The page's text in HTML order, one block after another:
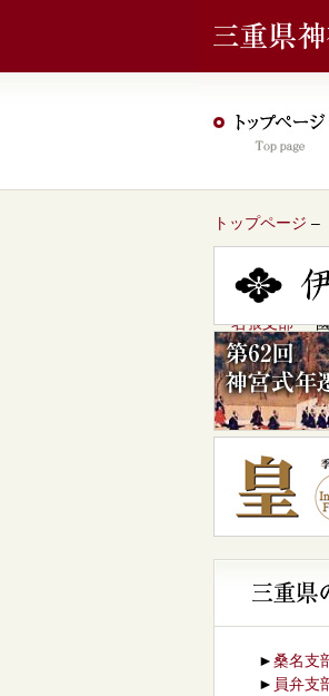
トップページ –
content/
–名張支部– 國
►桑名支
► 員弁支